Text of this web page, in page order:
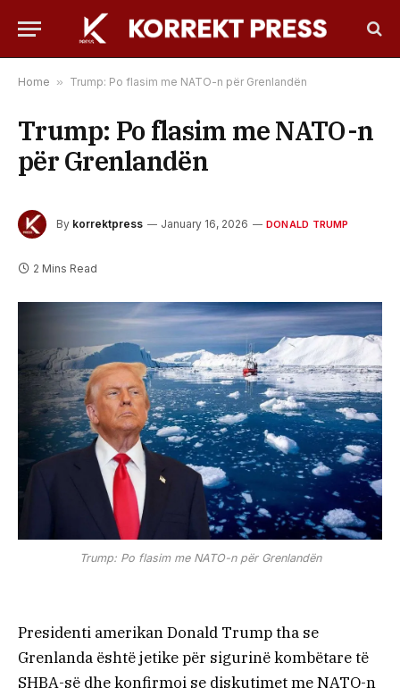
Home » Trump: Po flasim me NATO-n për Grenlandën
Trump: Po flasim me NATO-n
për Grenlandën
By korrektpress January 16, 2026 DONALD TRUMP
2 Mins Read
Trump: Po flasim me NATO-n për Grenlandën
Presidenti amerikan Donald Trump tha se
Grenlanda është jetike për sigurinë kombëtare të
SHBA-së dhe konfirmoi se diskutimet me NATO-n